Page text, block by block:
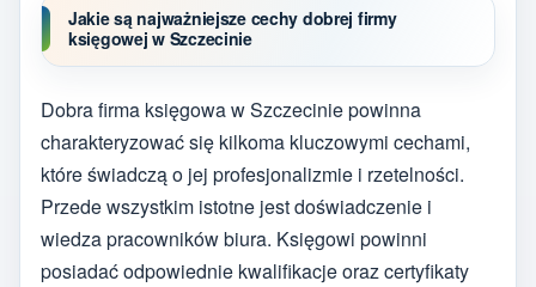
Jakie są najważniejsze cechy dobrej firmy
księgowej w Szczecinie
Dobra firma księgowa w Szczecinie powinna
charakteryzować się kilkoma kluczowymi cechami,
które świadczą o jej profesjonalizmie i rzetelności.
Przede wszystkim istotne jest doświadczenie i
wiedza pracowników biura. Księgowi powinni
posiadać odpowiednie kwalifikacje oraz certyfikaty